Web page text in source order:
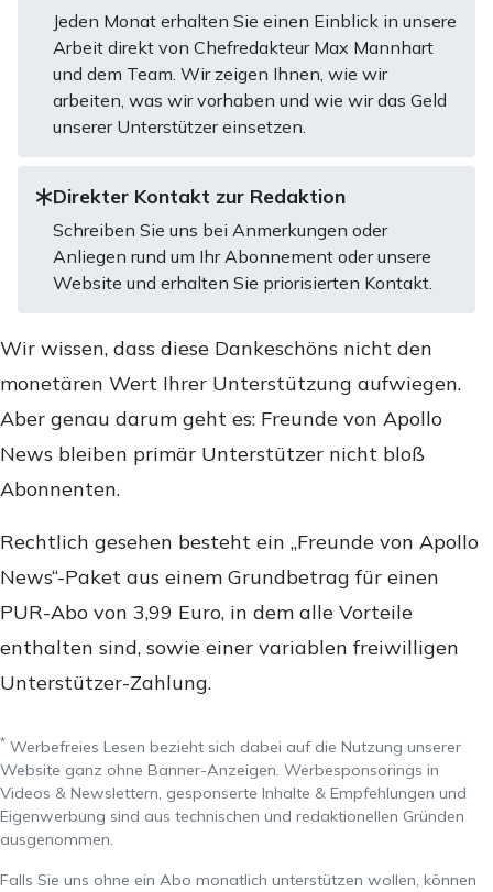
Jeden Monat erhalten Sie einen Einblick in unsere
Arbeit direkt von Chefredakteur Max Mannhart
und dem Team. Wir zeigen Ihnen, wie wir
arbeiten, was wir vorhaben und wie wir das Geld
unserer Unterstützer einsetzen.
Direkter Kontakt zur Redaktion
Schreiben Sie uns bei Anmerkungen oder
Anliegen rund um Ihr Abonnement oder unsere
Website und erhalten Sie priorisierten Kontakt.
Wir wissen, dass diese Dankeschöns nicht den
monetären Wert Ihrer Unterstützung aufwiegen.
Aber genau darum geht es: Freunde von Apollo
News bleiben primär Unterstützer nicht bloß
Abonnenten.
Rechtlich gesehen besteht ein „Freunde von Apollo
News“-Paket aus einem Grundbetrag für einen
PUR-Abo von 3,99 Euro, in dem alle Vorteile
enthalten sind, sowie einer variablen freiwilligen
Unterstützer-Zahlung.
* Werbefreies Lesen bezieht sich dabei auf die Nutzung unserer
Website ganz ohne Banner-Anzeigen. Werbesponsorings in
Videos & Newslettern, gesponserte Inhalte & Empfehlungen und
Eigenwerbung sind aus technischen und redaktionellen Gründen
ausgenommen.
Falls Sie uns ohne ein Abo monatlich unterstützen wollen, können